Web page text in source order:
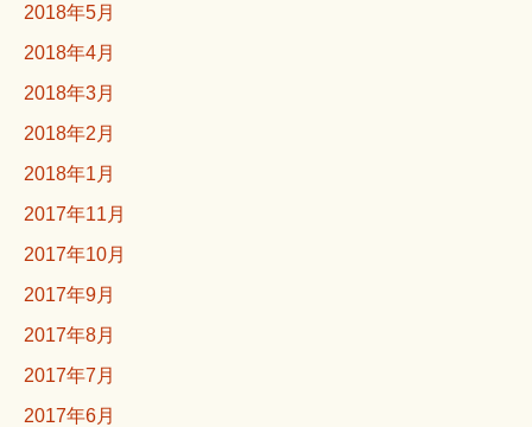
2018年5月
2018年4月
2018年3月
2018年2月
2018年1月
2017年11月
2017年10月
2017年9月
2017年8月
2017年7月
2017年6月